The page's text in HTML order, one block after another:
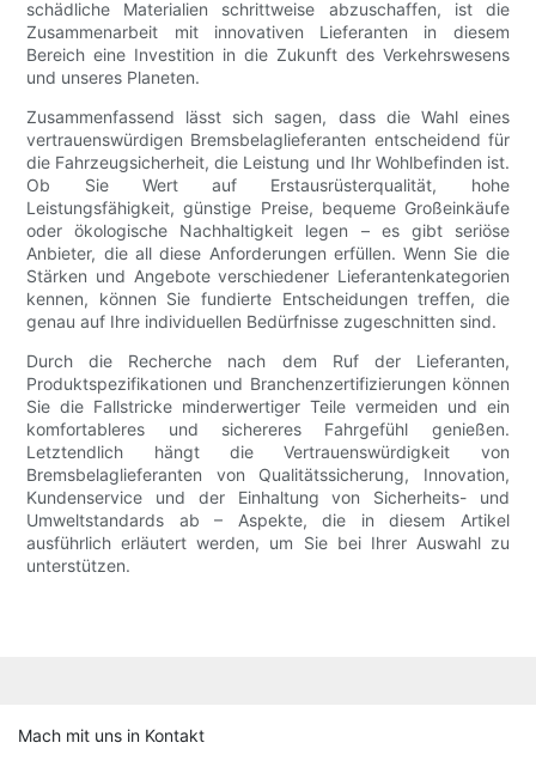
schädliche Materialien schrittweise abzuschaffen, ist die
Zusammenarbeit mit innovativen Lieferanten in diesem
Bereich eine Investition in die Zukunft des Verkehrswesens
und unseres Planeten.
Zusammenfassend lässt sich sagen, dass die Wahl eines
vertrauenswürdigen Bremsbelaglieferanten entscheidend für
die Fahrzeugsicherheit, die Leistung und Ihr Wohlbefinden ist.
Ob Sie Wert auf Erstausrüsterqualität, hohe
Leistungsfähigkeit, günstige Preise, bequeme Großeinkäufe
oder ökologische Nachhaltigkeit legen – es gibt seriöse
Anbieter, die all diese Anforderungen erfüllen. Wenn Sie die
Stärken und Angebote verschiedener Lieferantenkategorien
kennen, können Sie fundierte Entscheidungen treffen, die
genau auf Ihre individuellen Bedürfnisse zugeschnitten sind.
Durch die Recherche nach dem Ruf der Lieferanten,
Produktspezifikationen und Branchenzertifizierungen können
Sie die Fallstricke minderwertiger Teile vermeiden und ein
komfortableres und sichereres Fahrgefühl genießen.
Letztendlich hängt die Vertrauenswürdigkeit von
Bremsbelaglieferanten von Qualitätssicherung, Innovation,
Kundenservice und der Einhaltung von Sicherheits- und
Umweltstandards ab – Aspekte, die in diesem Artikel
ausführlich erläutert werden, um Sie bei Ihrer Auswahl zu
unterstützen.
Mach mit uns in Kontakt